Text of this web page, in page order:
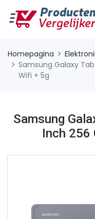
Homepagina
Samsung Galaxy
Wifi + 5g
Samsung
Inch 256